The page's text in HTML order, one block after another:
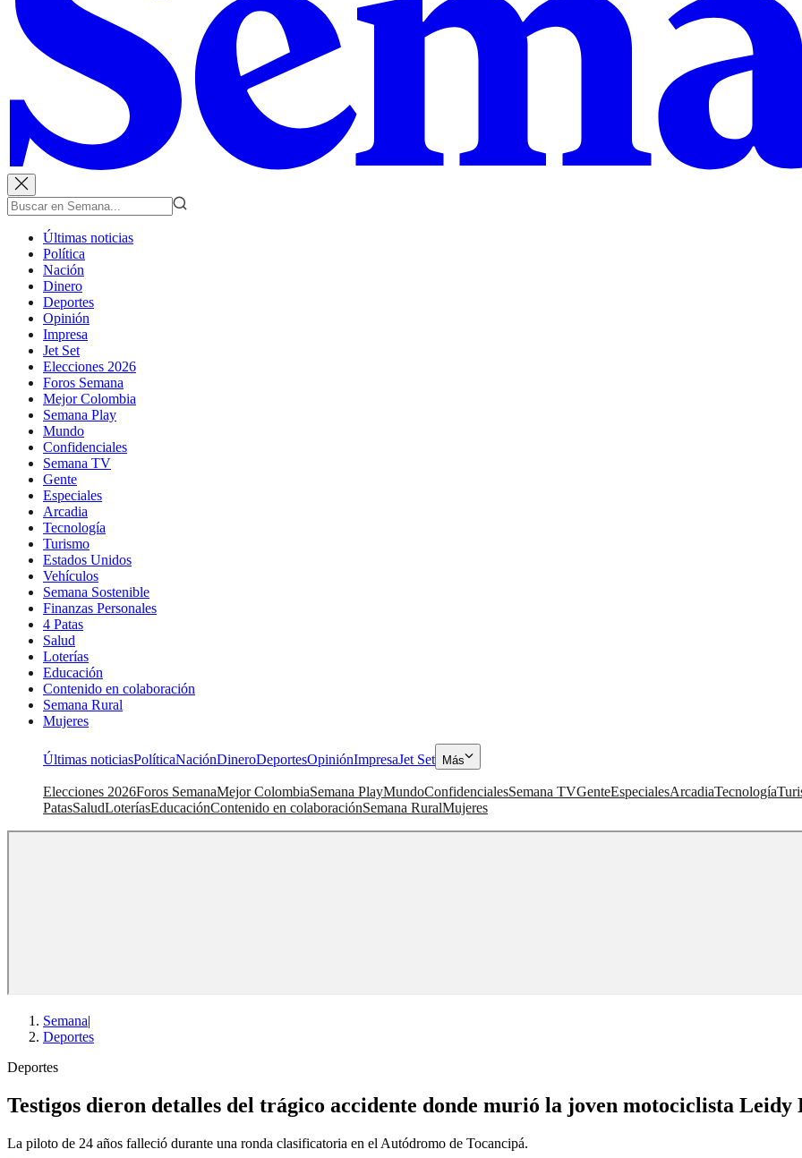
Últimas noticias
Política
Nación
Dinero
Deportes
Opinión
Impresa
Jet Set
Elecciones 2026
Foros Semana
Mejor Colombia
Semana Play
Mundo
Confidenciales
Semana TV
Gente
Especiales
Arcadia
Tecnología
Turismo
Estados Unidos
Vehículos
Semana Sostenible
Finanzas Personales
4 Patas
Salud
Loterías
Educación
Contenido en colaboración
Semana Rural
Mujeres
Últimas noticiasPolíticaNaciónDineroDeportesOpiniónImpresaJet Set Más
Elecciones 2026Foros SemanaMejor ColombiaSemana PlayMundoConfidencialesSemana TVGenteEspecialesArcadiaTecnología
PatasSaludLoteríasEducaciónContenido en colaboraciónSemana RuralMujeres
Semana|
Deportes
Deportes
Testigos dieron detalles del trágico accidente donde murió la joven motociclista Leidy
La piloto de 24 años falleció durante una ronda clasificatoria en el Autódromo de Tocancipá.